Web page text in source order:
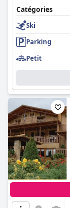
Catégories
Ski
Parking
Petit